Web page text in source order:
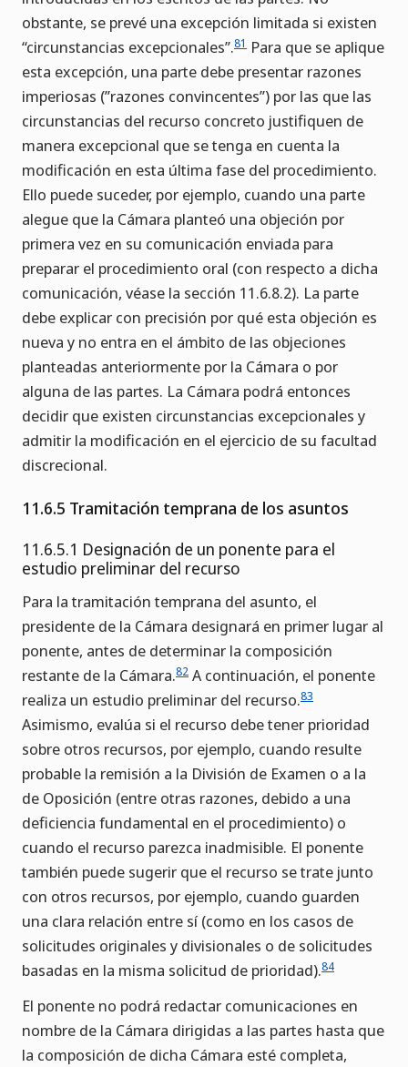
obstante, se prevé una excepción limitada si existen
“circunstancias excepcionales”.81 Para que se aplique
esta excepción, una parte debe presentar razones
imperiosas (”razones convincentes”) por las que las
circunstancias del recurso concreto justifiquen de
manera excepcional que se tenga en cuenta la
modificación en esta última fase del procedimiento.
Ello puede suceder, por ejemplo, cuando una parte
alegue que la Cámara planteó una objeción por
primera vez en su comunicación enviada para
preparar el procedimiento oral (con respecto a dicha
comunicación, véase la sección 11.6.8.2). La parte
debe explicar con precisión por qué esta objeción es
nueva y no entra en el ámbito de las objeciones
planteadas anteriormente por la Cámara o por
alguna de las partes. La Cámara podrá entonces
decidir que existen circunstancias excepcionales y
admitir la modificación en el ejercicio de su facultad
discrecional.
11.6.5 Tramitación temprana de los asuntos
11.6.5.1 Designación de un ponente para el
estudio preliminar del recurso
Para la tramitación temprana del asunto, el
presidente de la Cámara designará en primer lugar al
ponente, antes de determinar la composición
restante de la Cámara.82 A continuación, el ponente
realiza un estudio preliminar del recurso.83
Asimismo, evalúa si el recurso debe tener prioridad
sobre otros recursos, por ejemplo, cuando resulte
probable la remisión a la División de Examen o a la
de Oposición (entre otras razones, debido a una
deficiencia fundamental en el procedimiento) o
cuando el recurso parezca inadmisible. El ponente
también puede sugerir que el recurso se trate junto
con otros recursos, por ejemplo, cuando guarden
una clara relación entre sí (como en los casos de
solicitudes originales y divisionales o de solicitudes
basadas en la misma solicitud de prioridad).84
El ponente no podrá redactar comunicaciones en
nombre de la Cámara dirigidas a las partes hasta que
la composición de dicha Cámara esté completa,